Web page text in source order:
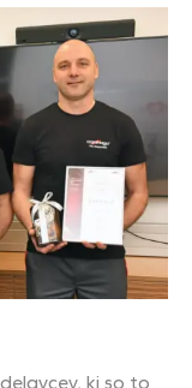
ki so to